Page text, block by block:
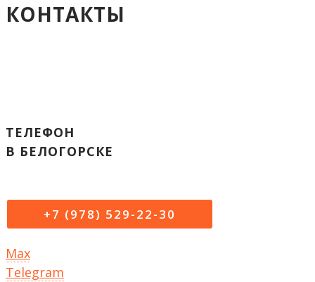
КОНТАКТЫ
ТЕЛЕФОН
В БЕЛОГОРСКЕ
+7 (978) 529-22-30
Max
Telegram